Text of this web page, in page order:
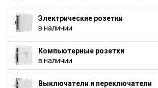
Электрические розетки
в наличии
Компьютерные розетки
в наличии
Выключатели и переключатели